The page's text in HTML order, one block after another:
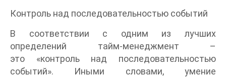
Контроль над последовательностью событий
В соответствии с одним из лучших
определений тайм-менеджмент –
это «контроль над последовательностью
событий». Иными словами, умение